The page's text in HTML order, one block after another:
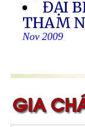
ĐẠI
THAM
Nov 2009